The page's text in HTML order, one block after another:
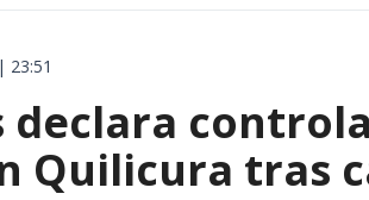
23:51
declara
Quilicura tras